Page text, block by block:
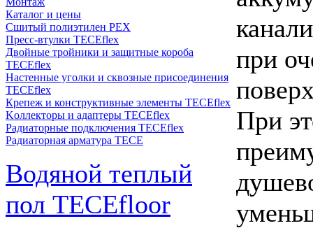
Каталог и цены
Сшитый полиэтилен PEX
Пресс-втулки TECEflex
Двойные тройники и защитные короба
TECEflex
Настенные уголки и сквозные присоединения
TECEflex
Крепеж и конструктивные элементы TECEflex
Kоллекторы и адаптеры TECEflex
Радиаторные подключения TECEflex
Радиаторная арматура TECE
Водяной теплый
пол TECEfloor
при
При